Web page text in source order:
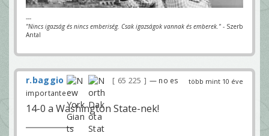
---
"Nincs igazság és nincs emberiség. Csak igazságok vannak és emberek." - Szerb
Antal
több mint 10 éve
r.baggio 65 225
— no es
importante
14-0 a Washington State-nek!